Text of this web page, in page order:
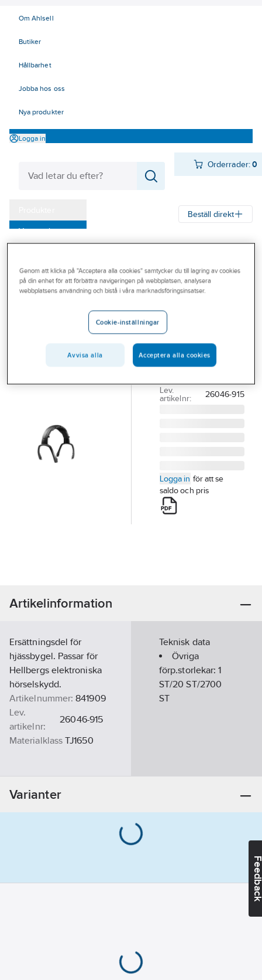
Om Ahlsell
Butiker
Hållbarhet
Jobba hos oss
Nya produkter
Logga in
Orderrader:0
Varumärken
Outlet
Branscher
Beställ direkt
Hjässbygel
Hellberg
HJÄSSBYGEL
EXTRA HELLBERG
RESERVDEL
ELEKTRONIK KÅPA
Artikelnummer: 841909
Lev.
artikelnr:
26046-915
Logga in för att se
saldo och pris
Artikelinformation
Ersättningsdel för
hjässbygel. Passar för
Hellbergs elektroniska
hörselskydd.
Artikelnummer: 841909
Lev.
artikelnr:
26046-915
Materialklass TJ1650
Teknisk data
Övriga
förp.storlekar:1
ST/20 ST/2700
ST
Varianter
Genom att klicka på "Acceptera alla cookies" samtycker du till lagring av cookies
på din enhet för att förbättra navigeringen på webbplatsen, analysera
webbplatsens användning och bistå i våra marknadsföringsinsatser.
Cookie-inställningar
Avvisa alla Acceptera alla cookies